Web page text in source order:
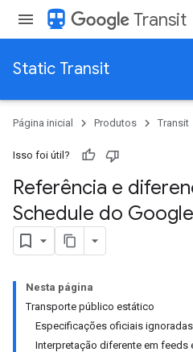
directions_transit Transit
Static Transit
Página inicial Produtos Transit
Isso foi útil?
Referência e
Schedule do
Nesta página
Transporte público estático
Especificações oficiais
Interpretação diferente em feeds